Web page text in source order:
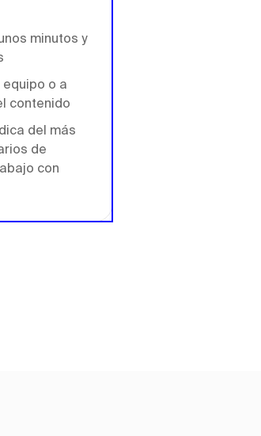
minutos y
o a
contenido
del más
de
con